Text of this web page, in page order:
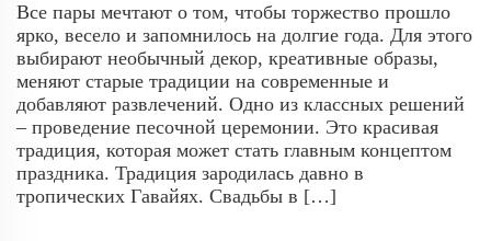
Все пары мечтают о том, чтобы торжество прошло
ярко, весело и запомнилось на долгие года. Для этого
выбирают необычный декор, креативные образы,
меняют старые традиции на современные и
добавляют развлечений. Одно из классных решений
– проведение песочной церемонии. Это красивая
традиция, которая может стать главным концептом
праздника. Традиция зародилась давно в
тропических Гавайях. Свадьбы в […]